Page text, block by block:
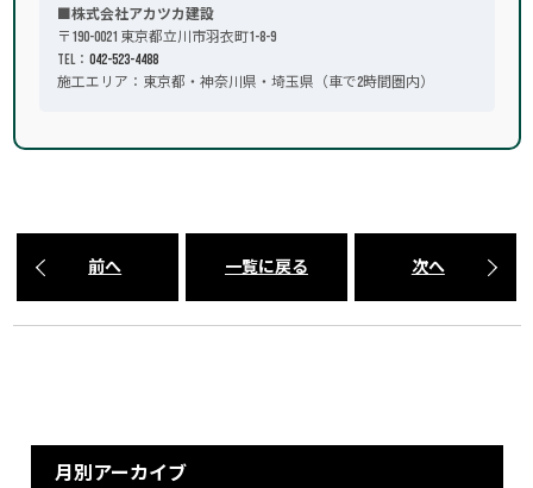
■株式会社アカツカ建設
〒190-0021 東京都立川市羽衣町1-8-9
TEL： 042-523-4488
施工エリア：東京都・神奈川県・埼玉県（車で2時間圏内）
前へ 一覧に戻る 次へ
月別アーカイブ